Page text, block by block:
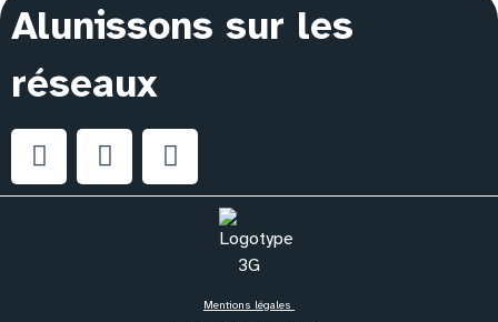
Alunissons sur les
réseaux
Mentions légales